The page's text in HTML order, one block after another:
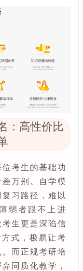
：高性价比
考生的基础功
万别。自学模
习路径，难以
弱者跟不上进
生更是深陷信
式，极易让考
而正规考研培
同质化教学，